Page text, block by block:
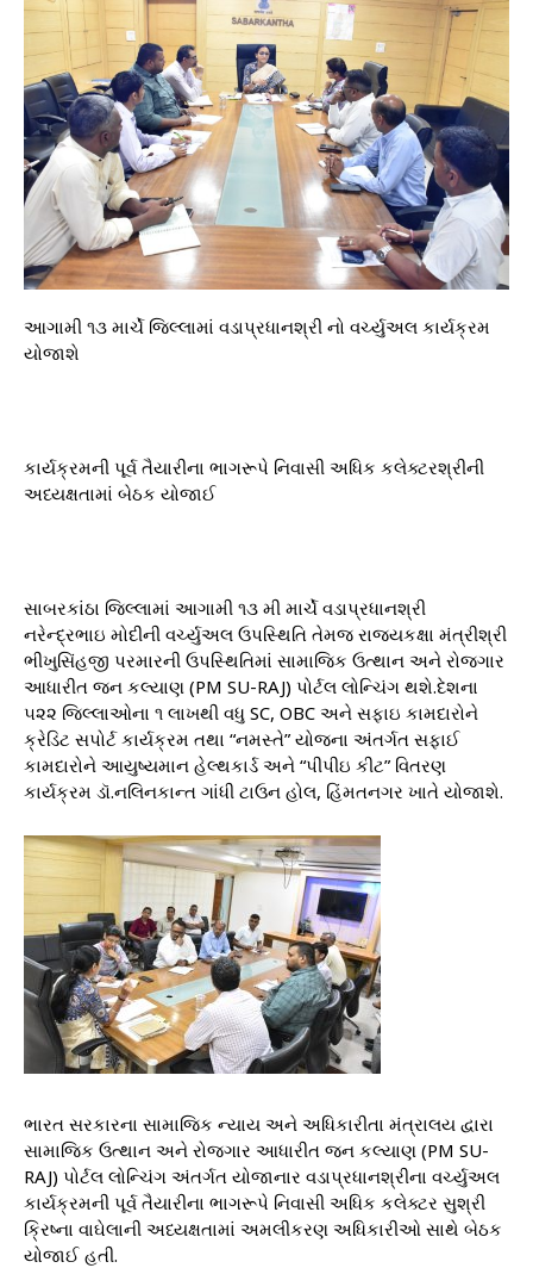
આગામી ૧૩ માર્ચે જિલ્લામાં વડાપ્રધાનશ્રી નો વર્ચ્યુઅલ કાર્યક્રમ
યોજાશે
કાર્યક્રમની પૂર્વ તૈયારીના ભાગરૂપે નિવાસી અધિક કલેક્ટરશ્રીની
અધ્યક્ષતામાં બેઠક યોજાઈ
સાબરકાંઠા જિલ્લામાં આગામી ૧૩ મી માર્ચે વડાપ્રધાનશ્રી
નરેન્દ્રભાઇ મોદીની વર્ચ્યુઅલ ઉપસ્થિતિ તેમજ રાજ્યકક્ષા મંત્રીશ્રી
ભીખુસિંહજી પરમારની ઉપસ્થિતિમાં સામાજિક ઉત્થાન અને રોજગાર
આધારીત જન કલ્યાણ (PM SU-RAJ) પોર્ટલ લોન્ચિંગ થશે.દેશના
૫૨૨ જિલ્લાઓના ૧ લાખથી વધુ SC, OBC અને સફાઇ કામદારોને
ક્રેડિટ સપોર્ટ કાર્યક્રમ તથા “નમસ્તે” યોજના અંતર્ગત સફાઈ
કામદારોને આયુષ્યમાન હેલ્થકાર્ડ અને “પીપીઇ કીટ” વિતરણ
કાર્યક્રમ ડૉ.નલિનકાન્ત ગાંધી ટાઉન હોલ, હિંમતનગર ખાતે યોજાશે.
ભારત સરકારના સામાજિક ન્યાય અને અધિકારીતા મંત્રાલય દ્વારા
સામાજિક ઉત્થાન અને રોજગાર આધારીત જન કલ્યાણ (PM SU-
RAJ) પોર્ટલ લોન્ચિંગ અંતર્ગત યોજાનાર વડાપ્રધાનશ્રીના વર્ચ્યુઅલ
કાર્યક્રમની પૂર્વ તૈયારીના ભાગરૂપે નિવાસી અધિક કલેક્ટર સુશ્રી
ક્રિષ્ના વાઘેલાની અધ્યક્ષતામાં અમલીકરણ અધિકારીઓ સાથે બેઠક
યોજાઈ હતી.